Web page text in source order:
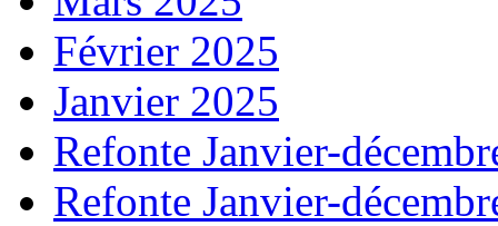
Février 2025
Janvier 2025
Refonte Janvier-
Refonte Janvier-